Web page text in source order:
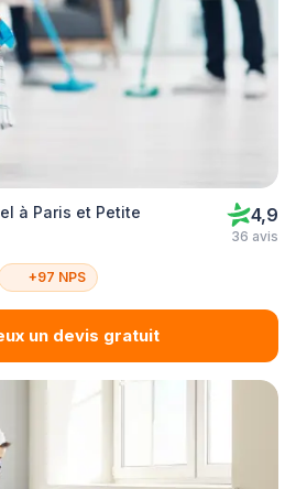
à Paris et Petite
4,9
36 avis
+97 NPS
un devis gratuit